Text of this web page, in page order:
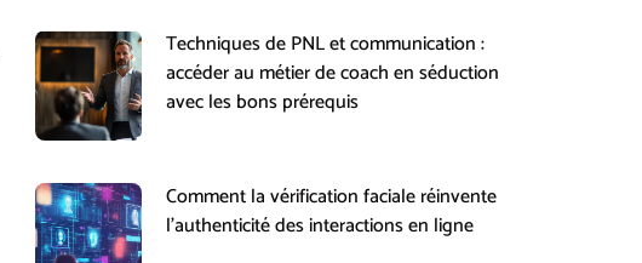
Techniques de PNL et communication :
accéder au métier de coach en séduction
avec les bons prérequis
Comment la vérification faciale réinvente
l’authenticité des interactions en ligne